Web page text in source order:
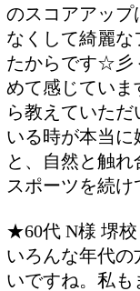
のスコアアップ
なくして綺麗な
たからです☆彡
めて感じていま
ら教えていた
いる時が本当に
と、自然と触
スポーツを続け
★60代 N様 堺校
いろんな年代の
いですね。私も